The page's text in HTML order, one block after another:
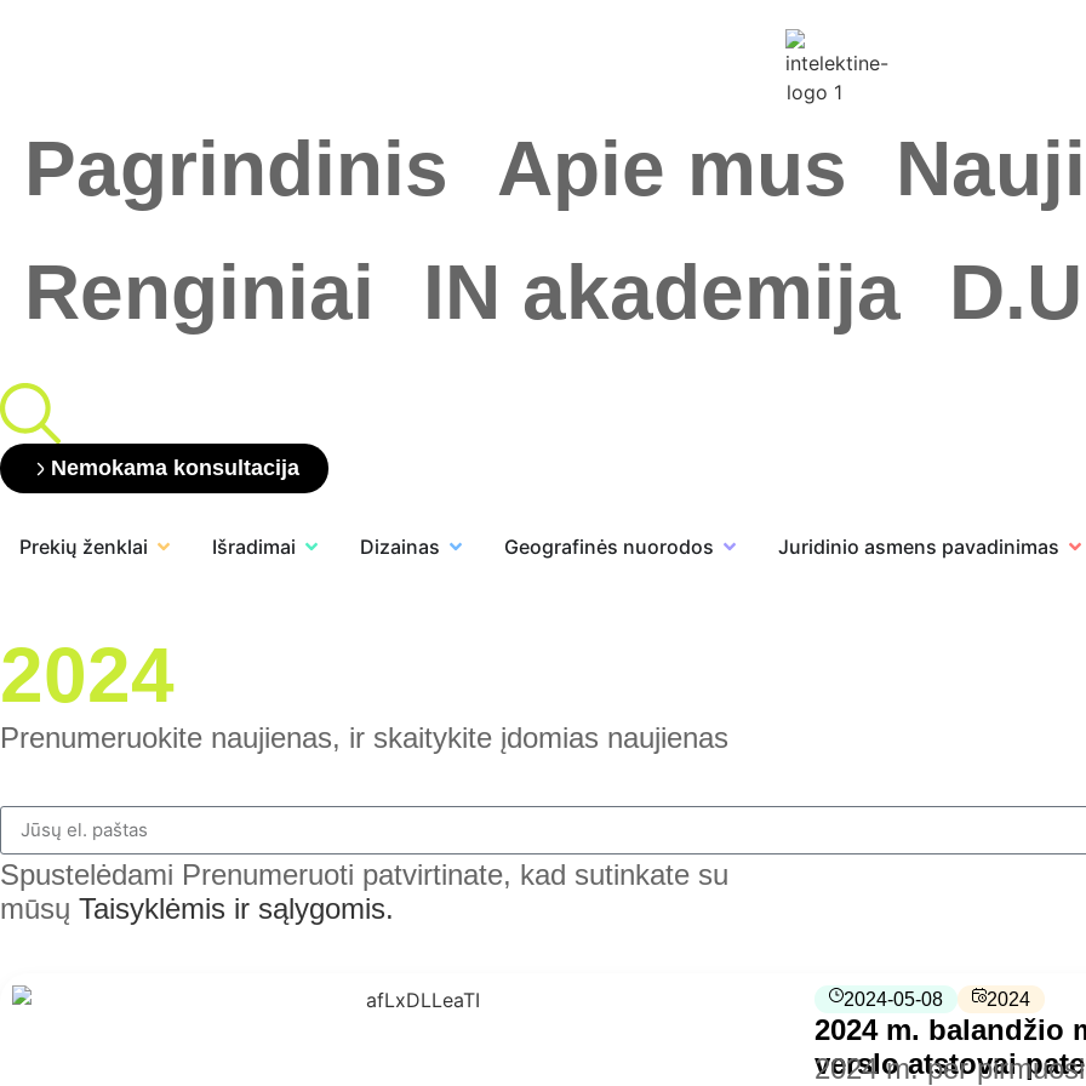
Pagrindinis Apie mus
Renginiai
IN akademija
Nemokama konsultacija
Prekių ženklai Išradimai Dizainas Geografinės nuorodos Juridinio asmens pavadinimas
2024
Prenumeruokite naujienas, ir skaitykite įdomias naujienas
Spustelėdami Prenumeruoti patvirtinate, kad sutinkate su
mūsų Taisyklėmis ir sąlygomis.
2024-05-08 2024
2024 m. balandžio
verslo atstovai
2024 m. per